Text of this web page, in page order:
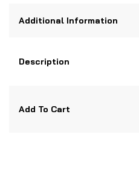
Additional Information
Description
Add To Cart